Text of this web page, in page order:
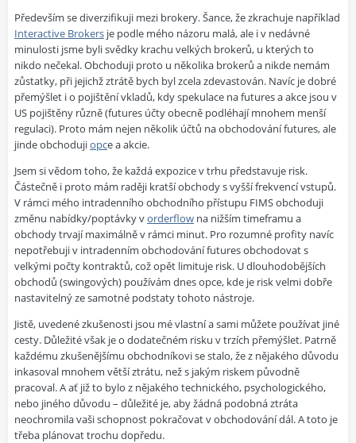
Především se diverzifikuji mezi brokery. Šance, že zkrachuje například
Interactive Brokers je podle mého názoru malá, ale i v nedávné
minulosti jsme byli svědky krachu velkých brokerů, u kterých to
nikdo nečekal. Obchoduji proto u několika brokerů a nikde nemám
zůstatky, při jejichž ztrátě bych byl zcela zdevastován. Navíc je dobré
přemýšlet i o pojištění vkladů, kdy spekulace na futures a akce jsou v
US pojištěny různě (futures účty obecně podléhají mnohem menší
regulaci). Proto mám nejen několik účtů na obchodování futures, ale
jinde obchodujiopce a akcie.
Jsem si vědom toho, že každá expozice v trhu představuje risk.
Částečně i proto mám raději kratší obchody s vyšší frekvencí vstupů.
V rámci mého intradenního obchodního přístupu FIMSobchoduji
změnu nabídky/poptávky vorderflow na nižším timeframu a
obchody trvají maximálně v rámci minut. Pro rozumné profity navíc
nepotřebuji v intradenním obchodování futures obchodovat s
velkými počty kontraktů, což opět limituje risk. U dlouhodobějších
obchodů (swingových) používám dnes opce, kde je risk velmi dobře
nastavitelný ze samotné podstaty tohoto nástroje.
Jistě, uvedené zkušenosti jsou mé vlastní a sami můžete používat jiné
cesty. Důležité však je o dodatečném risku v trzích přemýšlet. Patrně
každému zkušenějšímu obchodníkovi se stalo, že z nějakého důvodu
inkasoval mnohem větší ztrátu, než s jakým riskem původně
pracoval. A ať již to bylo z nějakého technického, psychologického,
nebo jiného důvodu – důležité je, aby žádná podobná ztráta
neochromila vaši schopnost pokračovat v obchodování dál. A toto je
třeba plánovat trochu dopředu.